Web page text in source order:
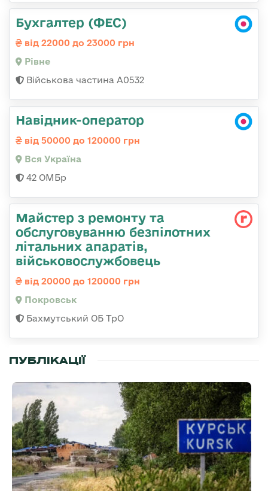
Бухгалтер (ФЕС)
від 22000 до 23000 грн
Рівне
Військова частина А0532
Навідник-оператор
від 50000 до 120000 грн
Вся Україна
42 ОМБр
Майстер з ремонту та
обслуговуванню безпілотних
літальних апаратів,
військовослужбовець
від 20000 до 120000 грн
Покровськ
Бахмутський ОБ ТрО
ПУБЛІКАЦІЇ